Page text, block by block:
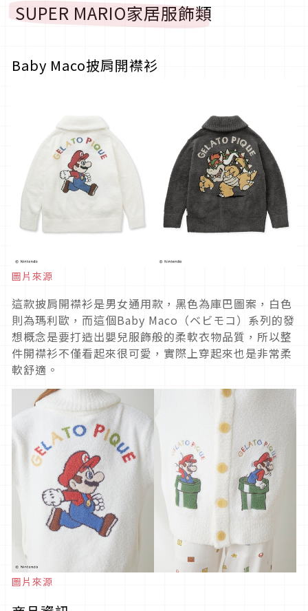
SUPER MARIO家居服飾類
Baby Maco披肩開襟衫
圖片來源
這款披肩開襟衫是男女通用款，黑色為庫巴圖案，白色
則為瑪利歐，而這個Baby Maco（ベビモコ）系列的發
想概念是要打造出嬰兒服飾般的柔軟衣物品質，所以整
件開襟衫不僅看起來很可愛，實際上穿起來也是非常柔
軟舒適。
圖片來源